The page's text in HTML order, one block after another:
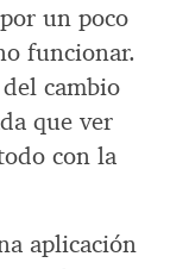
un poco
funcionar.
cambio
que ver
con la
aplicación